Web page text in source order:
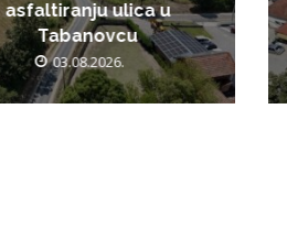
asfaltiranju ulica u
Tabanovcu
03.08.2026.